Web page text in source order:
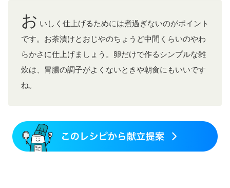
お いしく仕上げるためには煮過ぎないのがポイント
です。お茶漬けとおじやのちょうど中間くらいのやわ
らかさに仕上げましょう。卵だけで作るシンプルな雑
炊は、胃腸の調子がよくないときや朝食にもいいです
ね。